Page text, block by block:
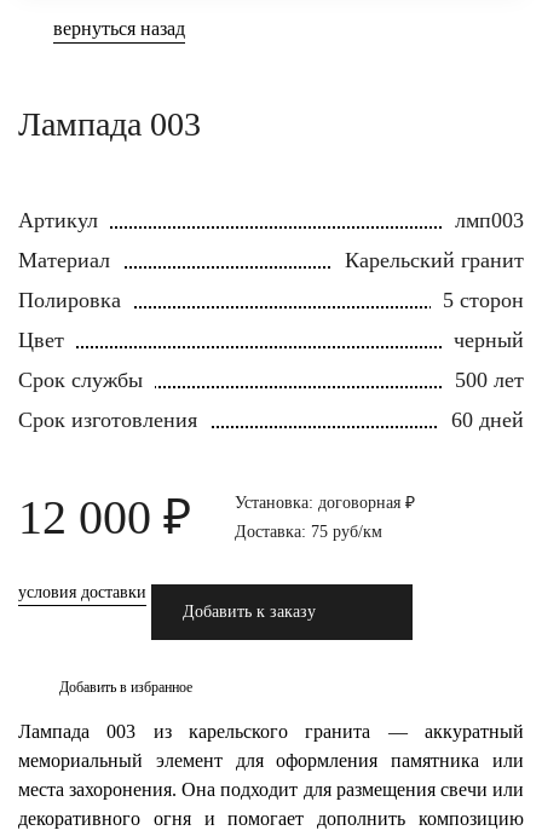
вернуться назад
Лампада 003
Артикул
лмп003
Материал
Карельский гранит
Полировка
5 сторон
Цвет
черный
Срок службы
500 лет
Срок изготовления
60 дней
12 000 ₽
Установка: договорная ₽
Доставка: 75 руб/км
условия доставки
Добавить к заказу
Добавить в избранное
Лампада 003 из карельского гранита — аккуратный
мемориальный элемент для оформления памятника или
места захоронения. Она подходит для размещения свечи или
декоративного огня и помогает дополнить композицию